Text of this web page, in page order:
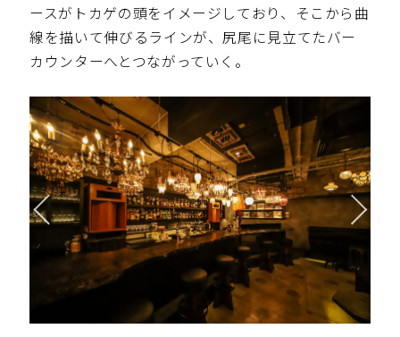
ースがトカゲの頭をイメージしており、そこから曲
線を描いて伸びるラインが、尻尾に見立てたバー
カウンターへとつながっていく。